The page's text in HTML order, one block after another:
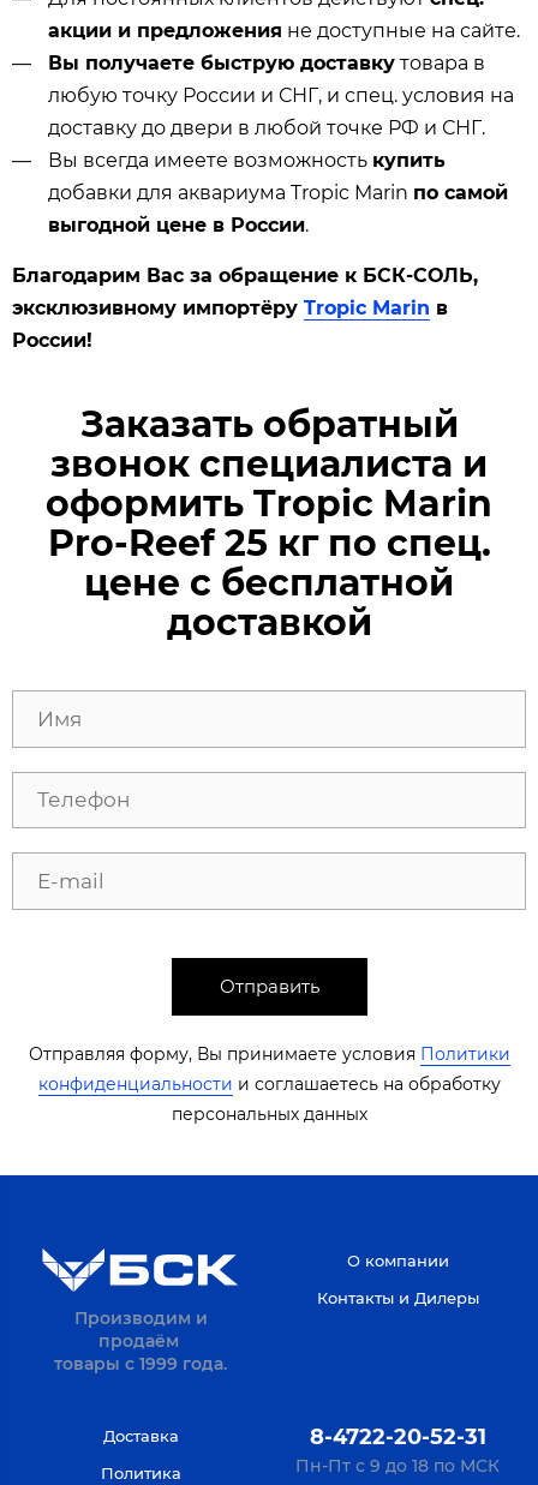
акции и предложения не доступные на сайте.
Вы получаете быструю доставкутовара в
любую точку России и СНГ, и спец. условия на
доставку до двери в любой точке РФ и СНГ.
Вы всегда имеете возможность купить
добавки для аквариума Tropic Marin по самой
выгодной цене в России.
Благодарим Вас за обращение к БСК-СОЛЬ,
эксклюзивному импортёру Tropic Marin в
России!
Заказать обратный
звонок специалиста и
оформить Tropic Marin
Pro-Reef 25 кг по спец.
цене с бесплатной
доставкой
Отправить
Отправляя форму, Вы принимаете условия Политики
конфиденциальности ​​​ и соглашаетесь на обработку
персональных данных​​
Производим и
продаём
товары с 1999 года.
О компании
Контакты и Дилеры
Доставка
Политика
8-4722-20-52-31
Пн-Пт с 9 до 18 по МСК